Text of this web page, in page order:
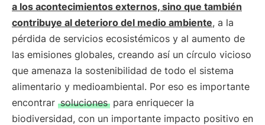
a los acontecimientos externos, sino que también
contribuye al deterioro del medio ambiente, a la
pérdida de servicios ecosistémicos y al aumento de
las emisiones globales, creando así un círculo vicioso
que amenaza la sostenibilidad de todo el sistema
alimentario y medioambiental. Por eso es importante
encontrar soluciones para enriquecer la
biodiversidad, con un importante impacto positivo en